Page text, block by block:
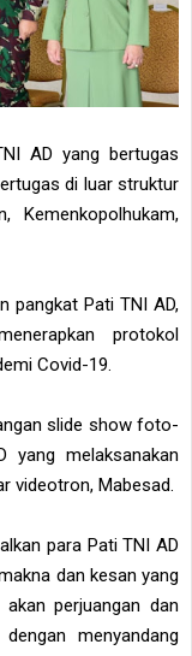
AD yang bertugas
di luar struktur
pangkat Pati TNI AD,
protokol
Covid-19.
slide show foto-
melaksanakan
videotron, Mabesad.
para Pati TNI AD
dan kesan yang
perjuangan dan
menyandang